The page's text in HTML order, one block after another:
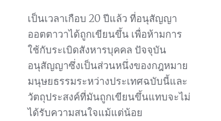
เป็นเวลาเกือบ 20 ปีแล้ว ที่อนุสัญญา
ออตตาวาได้ถูกเขียนขึ้น เพื่อห้ามการ
ใช้กับระเบิดสังหารบุคคล ปัจจุบัน
อนุสัญญาซึ่งเป็นส่วนหนึ่งของกฎหมาย
มนุษยธรรมระหว่างประเทศฉบับนี้และ
วัตถุประสงค์ที่มันถูกเขียนขึ้นแทบจะไม่
ได้รับความสนใจแม้แต่น้อย